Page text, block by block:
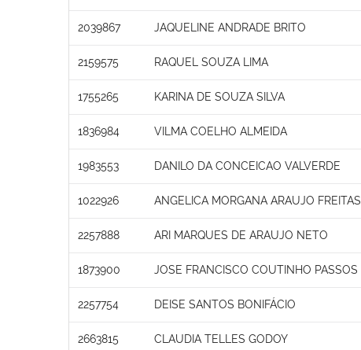
2039867 JAQUELINE ANDRADE BRITO
2159575 RAQUEL SOUZA LIMA
1755265 KARINA DE SOUZA SILVA
1836984 VILMA COELHO ALMEIDA
1983553 DANILO DA CONCEICAO VALVERDE
1022926 ANGELICA MORGANA ARAUJO FREITAS
2257888 ARI MARQUES DE ARAUJO NETO
1873900 JOSE FRANCISCO COUTINHO PASSOS
2257754 DEISE SANTOS BONIFÁCIO
2663815 CLAUDIA TELLES GODOY